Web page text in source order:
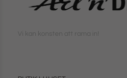
Vi kan konsten att rama in!